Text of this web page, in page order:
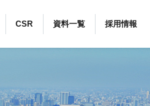
CSR 資料一覧 採用情報